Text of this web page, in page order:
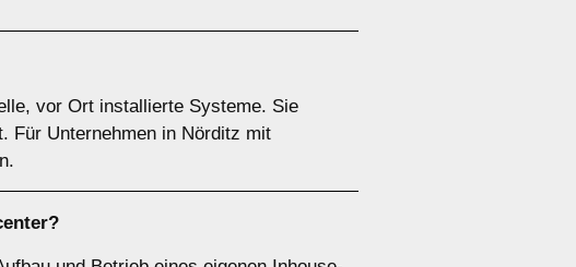
vor Ort installierte Systeme. Sie
Für Unternehmen in Nörditz mit